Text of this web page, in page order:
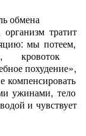
обмена
организм тратит
мы потеем,
кровоток
похудение»,
компенсировать
ужинами, тело
водой и чувствует